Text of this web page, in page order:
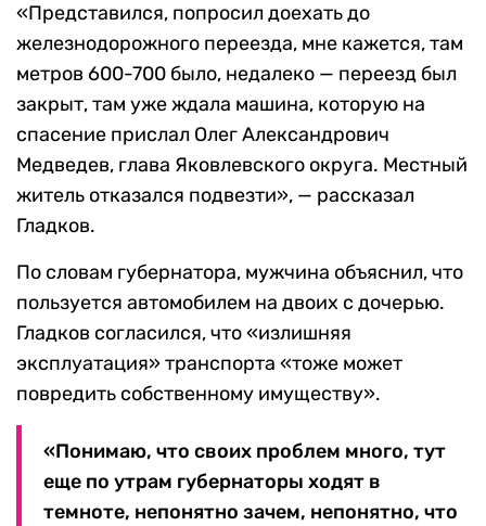
«Представился, попросил доехать до
железнодорожного переезда, мне кажется, там
метров 600-700 было, недалеко — переезд был
закрыт, там уже ждала машина, которую на
спасение прислал Олег Александрович
Медведев, глава Яковлевского округа. Местный
житель отказался подвезти», — рассказал
Гладков.
По словам губернатора, мужчина объяснил, что
пользуется автомобилем на двоих с дочерью.
Гладков согласился, что «излишняя
эксплуатация» транспорта «тоже может
повредить собственному имуществу».
«Понимаю, что своих проблем много, тут
еще по утрам губернаторы ходят в
темноте, непонятно зачем, непонятно, что